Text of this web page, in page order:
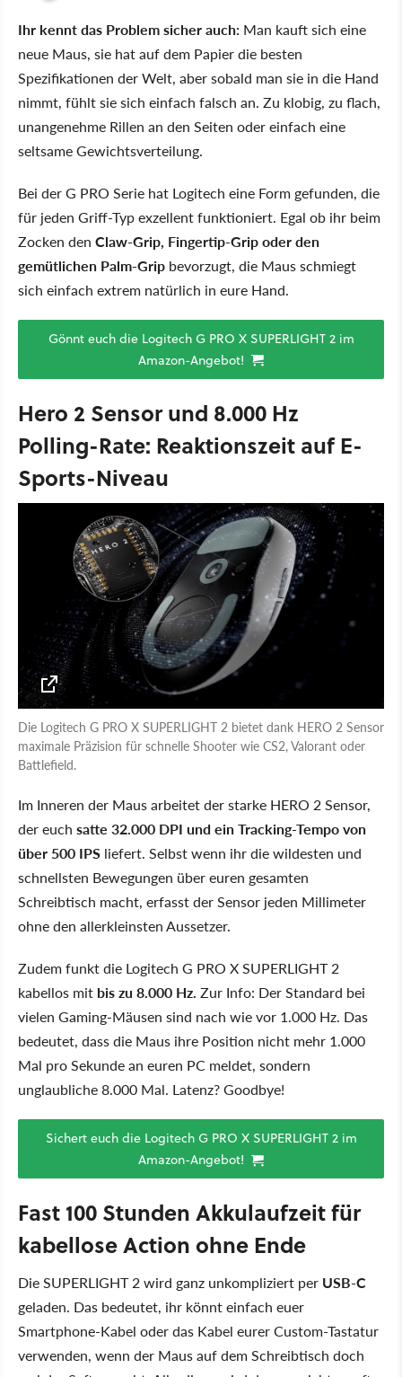
Ihr kennt das Problem sicher auch: Man kauft sich eine
neue Maus, sie hat auf dem Papier die besten
Spezifikationen der Welt, aber sobald man sie in die Hand
nimmt, fühlt sie sich einfach falsch an. Zu klobig, zu flach,
unangenehme Rillen an den Seiten oder einfach eine
seltsame Gewichtsverteilung.
Bei der G PRO Serie hat Logitech eine Form gefunden, die
für jeden Griff-Typ exzellent funktioniert. Egal ob ihr beim
Zocken den Claw-Grip, Fingertip-Grip oder den
gemütlichen Palm-Grip bevorzugt, die Maus schmiegt
sich einfach extrem natürlich in eure Hand.
Gönnt euch die Logitech G PRO X SUPERLIGHT 2 im
Amazon-Angebot!
Hero 2 Sensor und 8.000 Hz
Polling-Rate: Reaktionszeit auf E-
Sports-Niveau
Die Logitech G PRO X SUPERLIGHT 2 bietet dank HERO 2 Sensor
maximale Präzision für schnelle Shooter wie CS2, Valorant oder
Battlefield.
Im Inneren der Maus arbeitet der starke HERO 2 Sensor,
der euch satte 32.000 DPI und ein Tracking-Tempo von
über 500 IPS liefert. Selbst wenn ihr die wildesten und
schnellsten Bewegungen über euren gesamten
Schreibtisch macht, erfasst der Sensor jeden Millimeter
ohne den allerkleinsten Aussetzer.
Zudem funkt die Logitech G PRO X SUPERLIGHT 2
kabellos mit bis zu 8.000 Hz. Zur Info: Der Standard bei
vielen Gaming-Mäusen sind nach wie vor 1.000 Hz. Das
bedeutet, dass die Maus ihre Position nicht mehr 1.000
Mal pro Sekunde an euren PC meldet, sondern
unglaubliche 8.000 Mal. Latenz? Goodbye!
Sichert euch die Logitech G PRO X SUPERLIGHT 2 im
Amazon-Angebot!
Fast 100 Stunden Akkulaufzeit für
kabellose Action ohne Ende
Die SUPERLIGHT 2 wird ganz unkompliziert per USB-C
geladen. Das bedeutet, ihr könnt einfach euer
Smartphone-Kabel oder das Kabel eurer Custom-Tastatur
verwenden, wenn der Maus auf dem Schreibtisch doch